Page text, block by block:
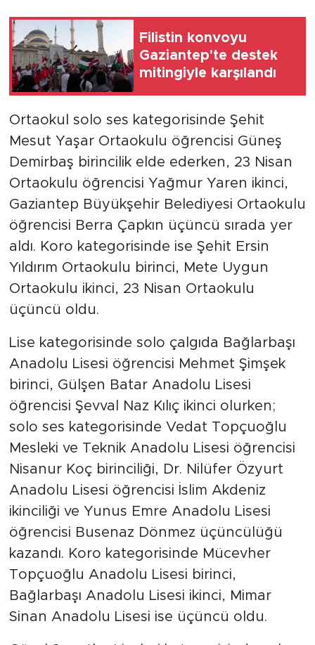
Filistin konvoyu
Gaziantep'te destek
mitingiyle karşılandı
Ortaokul solo ses kategorisinde Şehit
Mesut Yaşar Ortaokulu öğrencisi Güneş
Demirbaş birincilik elde ederken, 23 Nisan
Ortaokulu öğrencisi Yağmur Yaren ikinci,
Gaziantep Büyükşehir Belediyesi Ortaokulu
öğrencisi Berra Çapkın üçüncü sırada yer
aldı. Koro kategorisinde ise Şehit Ersin
Yıldırım Ortaokulu birinci, Mete Uygun
Ortaokulu ikinci, 23 Nisan Ortaokulu
üçüncü oldu.
Lise kategorisinde solo çalgıda Bağlarbaşı
Anadolu Lisesi öğrencisi Mehmet Şimşek
birinci, Gülşen Batar Anadolu Lisesi
öğrencisi Şevval Naz Kılıç ikinci olurken;
solo ses kategorisinde Vedat Topçuoğlu
Mesleki ve Teknik Anadolu Lisesi öğrencisi
Nisanur Koç birinciliği, Dr. Nilüfer Özyurt
Anadolu Lisesi öğrencisi İslim Akdeniz
ikinciliği ve Yunus Emre Anadolu Lisesi
öğrencisi Busenaz Dönmez üçüncülüğü
kazandı. Koro kategorisinde Mücevher
Topçuoğlu Anadolu Lisesi birinci,
Bağlarbaşı Anadolu Lisesi ikinci, Mimar
Sinan Anadolu Lisesi ise üçüncü oldu.